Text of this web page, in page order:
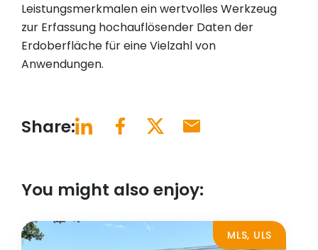
Leistungsmerkmalen ein wertvolles Werkzeug
zur Erfassung hochauflösender Daten der
Erdoberfläche für eine Vielzahl von
Anwendungen.
Share:
You might also enjoy:
MLS, ULS